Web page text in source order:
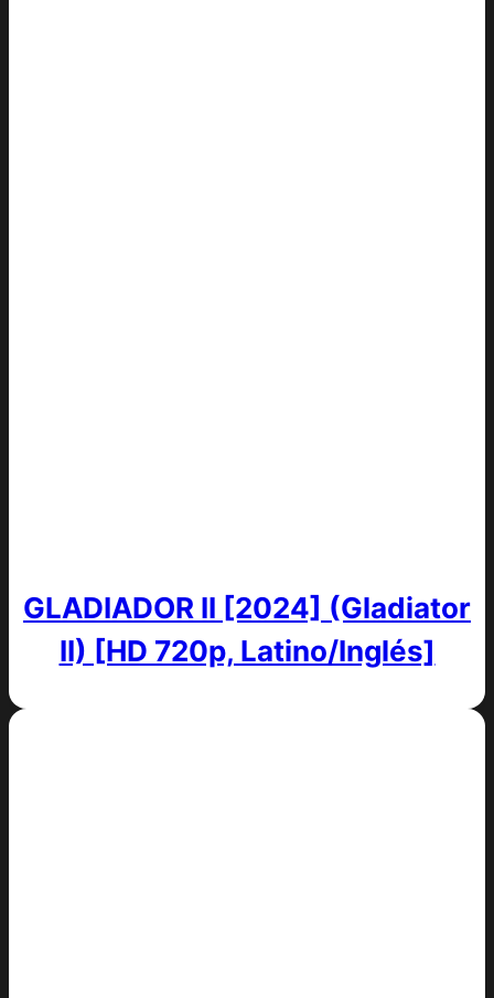
GLADIADOR II [2024] (Gladiator
II) [HD 720p, Latino/Inglés]